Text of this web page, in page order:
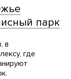
парк
в
где